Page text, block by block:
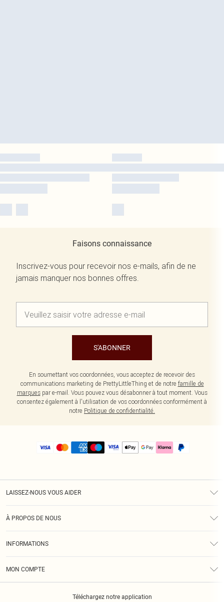
Faisons connaissance
Inscrivez-vous pour recevoir nos e-mails, afin de ne
jamais manquer nos bonnes offres.
S'ABONNER
En soumettant vos coordonnées, vous acceptez de recevoir des
communications marketing de PrettyLittleThing et de notre famille de
marquespar e-mail. Vous pouvez vous désabonner à tout moment. Vous
consentez également à l'utilisation de vos coordonnées conformément à
notre Politique de confidentialité.
LAISSEZ-NOUS VOUS AIDER
À PROPOS DE NOUS
INFORMATIONS
MON COMPTE
Téléchargez notre application